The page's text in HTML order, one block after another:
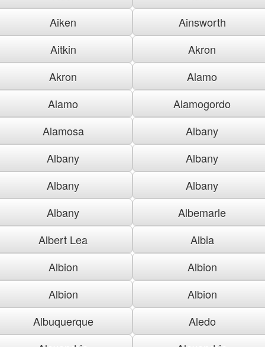
Aiken
Ainsworth
Aitkin
Akron
Akron
Alamo
Alamo
Alamogordo
Alamosa
Albany
Albany
Albany
Albany
Albany
Albany
Albemarle
Albert Lea
Albia
Albion
Albion
Albion
Albion
Albuquerque
Aledo